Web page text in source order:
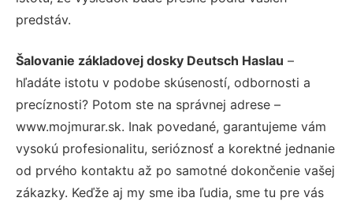
predstáv.
Šalovanie základovej dosky Deutsch Haslau –
hľadáte istotu v podobe skúseností, odbornosti a
precíznosti? Potom ste na správnej adrese –
www.mojmurar.sk. Inak povedané, garantujeme vám
vysokú profesionalitu, serióznosť a korektné jednanie
od prvého kontaktu až po samotné dokončenie vašej
zákazky. Keďže aj my sme iba ľudia, sme tu pre vás